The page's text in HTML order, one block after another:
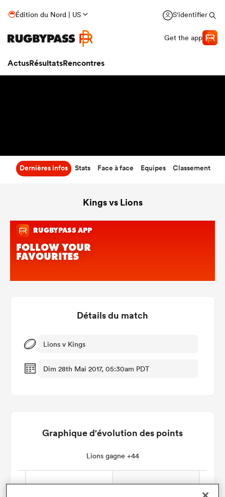
Édition du Nord | US S'identifier
Get the app
ActusRésultatsRencontres
Dernières infos Stats Face à face Equipes Classement
Kings vs Lions
Détails du match
Lions v Kings
Dim 28th Mai 2017, 05:30am PDT
Graphique d'évolution des points
Lions gagne +44